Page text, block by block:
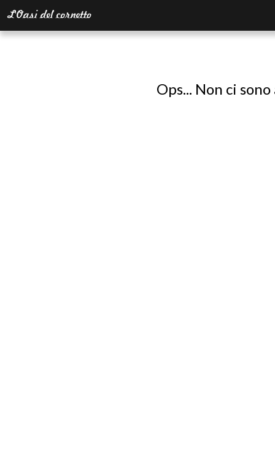
Ops... Non ci